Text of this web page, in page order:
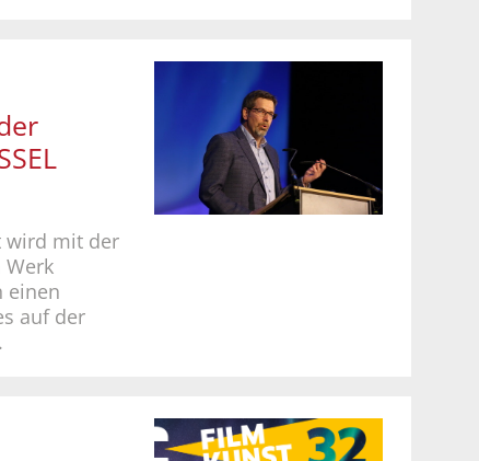
wird mit der
einen
auf der